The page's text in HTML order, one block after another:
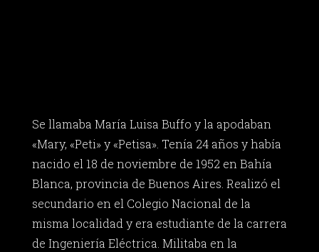
Se llamaba María Luisa Buffo y la apodaban
«Mary, «Peti» y «Petisa». Tenía 24 años y había
nacido el 18 de noviembre de 1952 en Bahía
Blanca, provincia de Buenos Aires. Realizó el
secundario en el Colegio Nacional de la
misma localidad y era estudiante de la carrera
de Ingeniería Eléctrica. Militaba en la